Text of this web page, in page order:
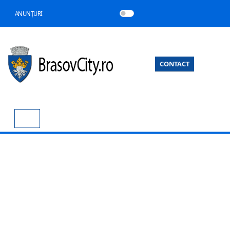
ANUNȚURI
CONTACT